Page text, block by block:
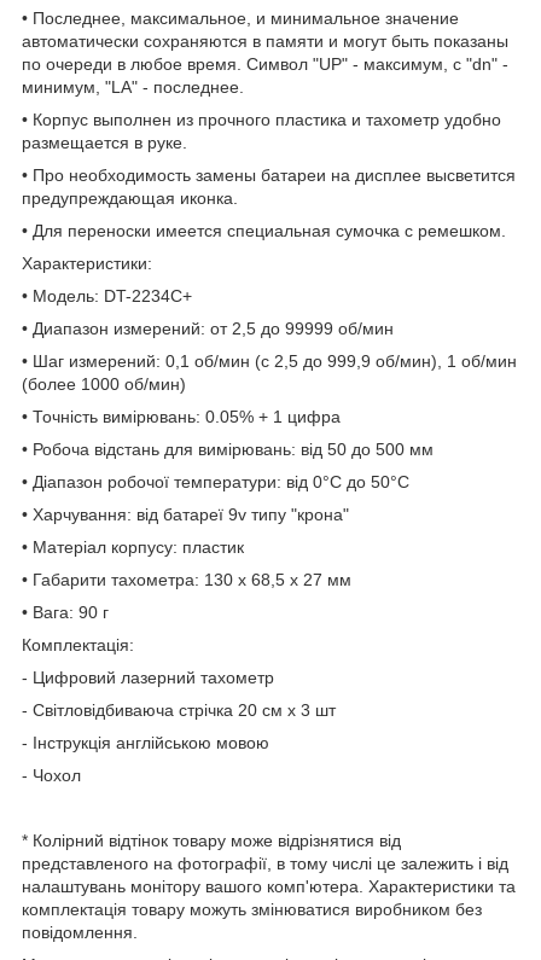
• Последнее, максимальное, и минимальное значение
автоматически сохраняются в памяти и могут быть показаны
по очереди в любое время. Символ "UP" - максимум, с "dn" -
минимум, "LA" - последнее.
• Корпус выполнен из прочного пластика и тахометр удобно
размещается в руке.
• Про необходимость замены батареи на дисплее высветится
предупреждающая иконка.
• Для переноски имеется специальная сумочка с ремешком.
Характеристики:
• Модель: DT-2234C+
• Диапазон измерений: от 2,5 до 99999 об/мин
• Шаг измерений: 0,1 об/мин (с 2,5 до 999,9 об/мин), 1 об/мин
(более 1000 об/мин)
• Точність вимірювань: 0.05% + 1 цифра
• Робоча відстань для вимірювань: від 50 до 500 мм
• Діапазон робочої температури: від 0°C до 50°C
• Харчування: від батареї 9v типу "крона"
• Матеріал корпусу: пластик
• Габарити тахометра: 130 x 68,5 x 27 мм
• Вага: 90 г
Комплектація:
- Цифровий лазерний тахометр
- Світловідбиваюча стрічка 20 см х 3 шт
- Інструкція англійською мовою
- Чохол
* Колірний відтінок товару може відрізнятися від
представленого на фотографії, в тому числі це залежить і від
налаштувань монітору вашого комп'ютера. Характеристики та
комплектація товару можуть змінюватися виробником без
повідомлення.